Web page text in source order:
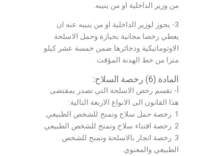
من وزير الداخلية او من ينيبه.
3- يجوز لوزير الداخلية او من ينيبه عنه ان
يعطي رخصا مجانية بحيازة وحمل الاسلحة
الاوتوماتيكية وذخائرها ضمن خمسة عشر كيلو
مترا من خط الهدنة المؤقت.
المادة (6) رخصة السلاح:
أ- تقسم رخص الاسلحة التي تصدر بمقتضى
هذا القانون الى الانواع الاربعة التالية:
1. رخصة حمل سلاح وتمنح للشخص الطبيعي.
2. رخصة اقتناء سلاح وتمنح للشخص الطبيعي.
3. رخصة اتجار بالاسلحة وتمنح للشخص
الطبيعي والمعنوي.